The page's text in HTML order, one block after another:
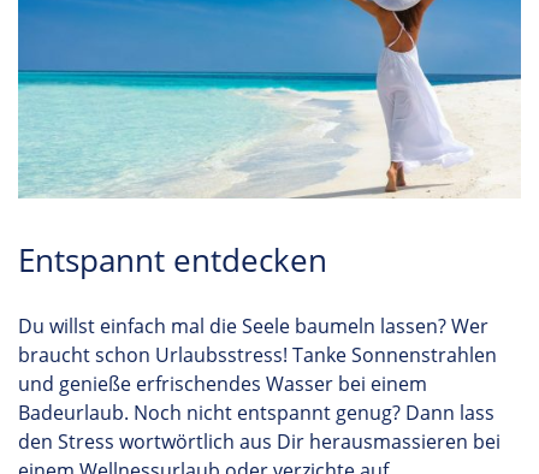
Entspannt entdecken
Du willst einfach mal die Seele baumeln lassen? Wer
braucht schon Urlaubsstress! Tanke Sonnenstrahlen
und genieße erfrischendes Wasser bei einem
Badeurlaub. Noch nicht entspannt genug? Dann lass
den Stress wortwörtlich aus Dir herausmassieren bei